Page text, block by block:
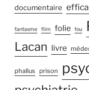
documentaire
fantasme film folie fou
Lacan livre
phallus prison